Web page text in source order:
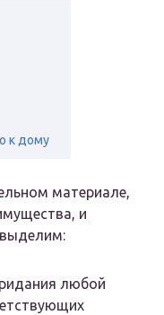
к дому
материале,
и
любой